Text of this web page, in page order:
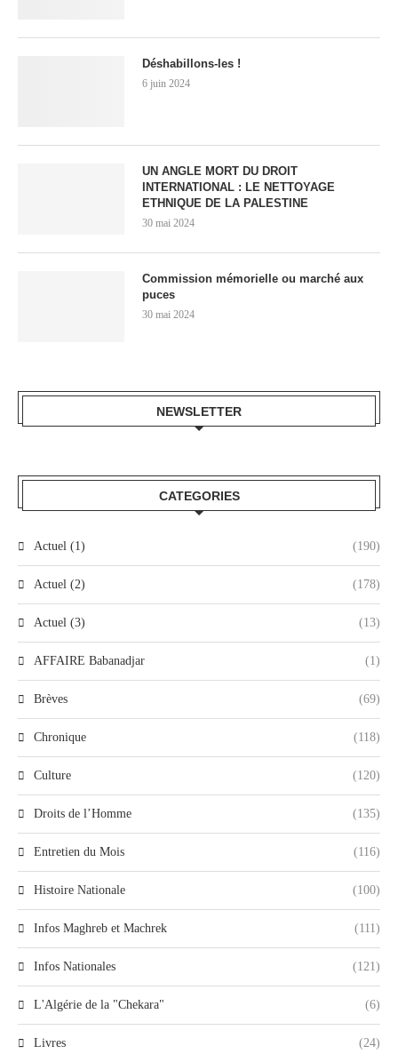
Déshabillons-les !
6 juin 2024
UN ANGLE MORT DU DROIT
INTERNATIONAL : LE NETTOYAGE
ETHNIQUE DE LA PALESTINE
30 mai 2024
Commission mémorielle ou marché aux
puces
30 mai 2024
NEWSLETTER
CATEGORIES
Actuel (1) (190)
Actuel (2) (178)
Actuel (3) (13)
AFFAIRE Babanadjar (1)
Brèves (69)
Chronique (118)
Culture (120)
Droits de l’Homme (135)
Entretien du Mois (116)
Histoire Nationale (100)
Infos Maghreb et Machrek (111)
Infos Nationales (121)
L'Algérie de la "Chekara" (6)
Livres (24)